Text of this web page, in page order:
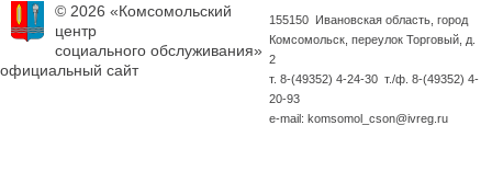
© 2026 «Комсомольский
центр
социального обслуживания»
официальный сайт
155150 Ивановская область, город
Комсомольск, переулок Торговый, д.
2
т. 8-(49352) 4-24-30 т./ф. 8-(49352) 4-
20-93
e-mail: komsomol_cson@ivreg.ru